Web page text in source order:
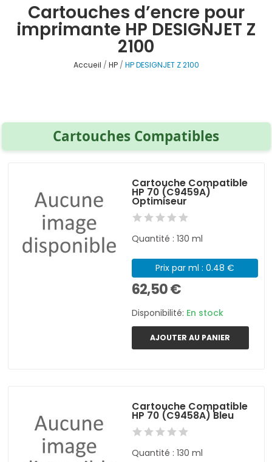
Cartouches d’encre pour
imprimante HP DESIGNJET Z
2100
Accueil HP HP DESIGNJET Z 2100
Cartouches Compatibles
Cartouche Compatible
HP 70 (C9459A)
Optimiseur
Quantité : 130 ml
Prix par ml : 0.48 €
62,50 €
Disponibilité: En stock
AJOUTER AU PANIER
Cartouche Compatible
HP 70 (C9458A) Bleu
Quantité : 130 ml